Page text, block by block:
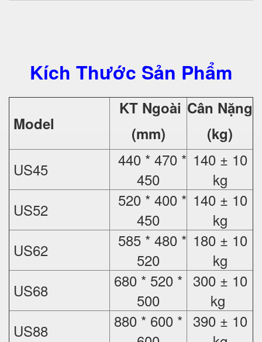
Kích Thước Sản Phẩm
Model
KT Ngoài
(mm)
Cân Nặng
(kg)
US45
440 * 470 *
450
140 ± 10
kg
US52
520 * 400 *
450
140 ± 10
kg
US62
585 * 480 *
520
180 ± 10
kg
US68
680 * 520 *
500
300 ± 10
kg
US88
880 * 600 * 390 ± 10